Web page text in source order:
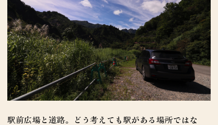
駅前広場と道路。どう考えても駅がある場所ではな